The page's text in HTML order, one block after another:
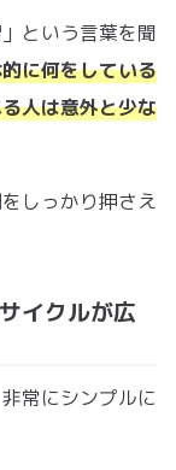
という言葉を聞
に何をしている
人は意外と少な
しっかり押さえ
イクルが広
常にシンプルに